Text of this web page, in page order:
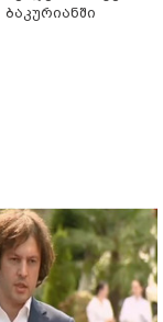
ბაკურიანში